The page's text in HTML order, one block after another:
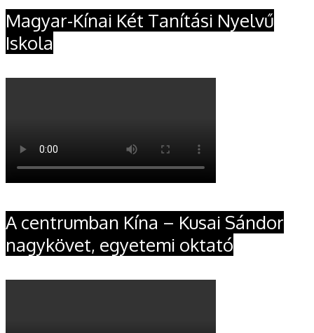
Magyar-Kínai Két Tanítási Nyelvű
Iskola
A centrumban Kína – Kusai Sándor
nagykövet, egyetemi oktató